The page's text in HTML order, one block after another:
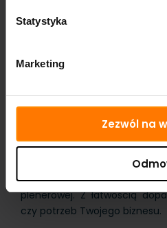
Statystyka
Marketing
Zezwól na
dmuchańców lub wybrać
stworzyć strefę
rozmiarach
Nasze dmuchańce mają
świetnie sprawdzą się
imprezach ogrodowych.
doskonałe
plenerowej. Z łatwością
czy potrzeb Twojego biznesu.